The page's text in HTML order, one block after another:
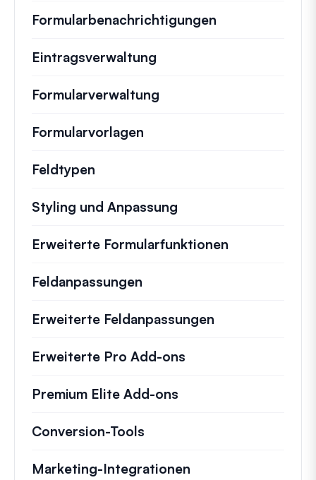
Formularbenachrichtigungen
Eintragsverwaltung
Formularverwaltung
Formularvorlagen
Feldtypen
Styling und Anpassung
Erweiterte Formularfunktionen
Feldanpassungen
Erweiterte Feldanpassungen
Erweiterte Pro Add-ons
Premium Elite Add-ons
Conversion-Tools
Marketing-Integrationen